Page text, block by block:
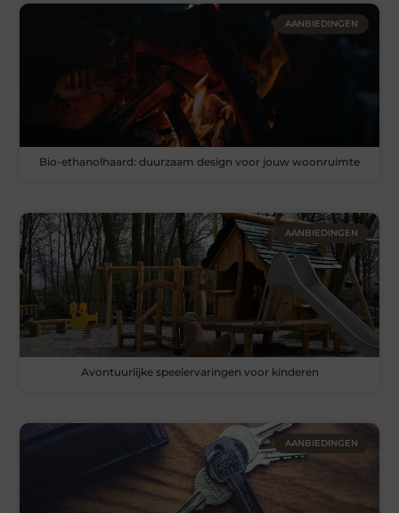
AANBIEDINGEN
Bio-ethanolhaard: duurzaam design voor jouw woonruimte
AANBIEDINGEN
Avontuurlijke speelervaringen voor kinderen
AANBIEDINGEN